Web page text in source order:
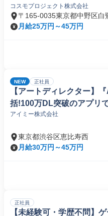
コスモプロジェクト株式会社
〒165-0035東京都中野区白
月給25万円～45万円
NEW 正社員
【アートディレクター】
括!100万DL突破のアプリ
アイミー株式会社
東京都渋谷区恵比寿西
月給30万円～45万円
正社員
【未経験可・学歴不問】